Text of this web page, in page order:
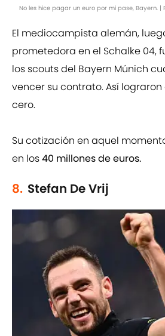
No les hice pagar un euro por mi pase, Bayern. |
El mediocampista alemán,
prometedora en el Schalke 04,
los scouts del Bayern Múnich
vencer su contrato. Así
cero.
Su cotización en aquel
en los40 millones de euros.
8. Stefan De Vrij